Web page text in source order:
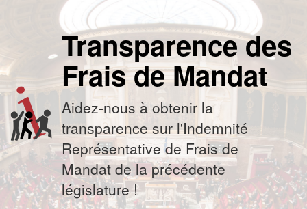
Transparence des
Frais de Mandat
Aidez-nous à obtenir la
transparence sur l'Indemnité
Représentative de Frais de
Mandat de la précédente
législature !